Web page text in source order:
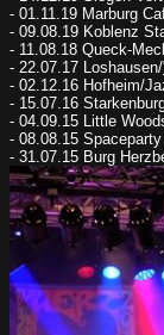
- 01.11.19 Marburg
- 09.08.19 Koblenz
- 11.08.18 Queck-
- 22.07.17 Loshausen/
- 02.12.16 Hofheim/
- 15.07.16
- 04.09.15 Little
- 08.08.15
- 31.07.15 Burg